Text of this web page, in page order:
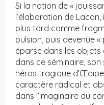
Si la notion de «
l’élaboration de
plus tard comme
pulsion, puis devenue
éparse dans les objets
dans ce séminaire,
héros tragique
caractère radical et
dans l’imaginaire du